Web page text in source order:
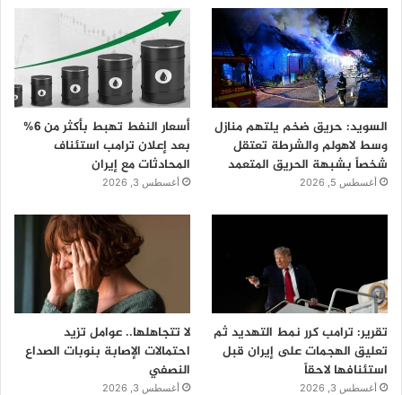
السويد: حريق ضخم يلتهم منازل
وسط لاهولم والشرطة تعتقل
شخصاً بشبهة الحريق المتعمد
أغسطس 5, 2026
أسعار النفط تهبط بأكثر من 6%
بعد إعلان ترامب استئناف
المحادثات مع إيران
أغسطس 3, 2026
تقرير: ترامب كرر نمط التهديد ثم
تعليق الهجمات على إيران قبل
استئنافها لاحقاً
أغسطس 3, 2026
لا تتجاهلها.. عوامل تزيد
احتمالات الإصابة بنوبات الصداع
النصفي
أغسطس 3, 2026